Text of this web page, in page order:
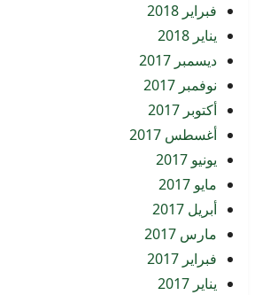
فبراير 2018
يناير 2018
ديسمبر 2017
نوفمبر 2017
أكتوبر 2017
أغسطس 2017
يونيو 2017
مايو 2017
أبريل 2017
مارس 2017
فبراير 2017
يناير 2017